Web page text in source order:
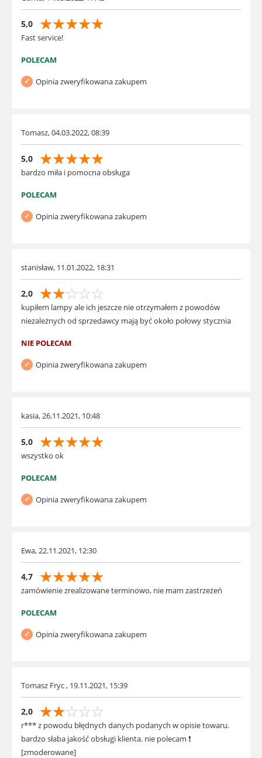
5,0 ☆
☆
☆
☆
☆
Fast service!
POLECAM
Opinia zweryfikowana zakupem
Tomasz, 04.03.2022, 08:39
5,0 ☆
☆
☆
☆
☆
bardzo miła i pomocna obsługa
POLECAM
Opinia zweryfikowana zakupem
stanisław, 11.01.2022, 18:31
2,0 ☆
☆
☆
☆
☆
kupiłem lampy ale ich jeszcze nie otrzymałem z powodów
niezależnych od sprzedawcy mają być około połowy stycznia
NIE POLECAM
Opinia zweryfikowana zakupem
kasia, 26.11.2021, 10:48
5,0 ☆
☆
☆
☆
☆
wszystko ok
POLECAM
Opinia zweryfikowana zakupem
Ewa, 22.11.2021, 12:30
4,7 ☆
☆
☆
☆
☆
zamówienie zrealizowane terminowo, nie mam zastrzeżeń
POLECAM
Opinia zweryfikowana zakupem
Tomasz Fryc , 19.11.2021, 15:39
2,0 ☆
☆
☆
☆
☆
r*** z powodu błędnych danych podanych w opisie towaru.
bardzo słaba jakość obsługi klienta. nie polecam ❗
[zmoderowane]